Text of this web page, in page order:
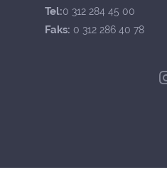
Tel:0 312 284 45 00
Faks: 0 312 286 40 78